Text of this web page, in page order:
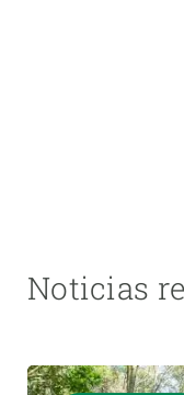
Noticias